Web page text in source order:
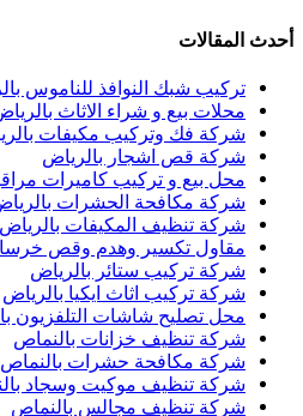
أحدث المقالات
تركيب شبك النوافذ للناموس
محلات بيع و شراء الاثاث
شركة فك وتركيب مكيفات
شركة قص اشجار بالرياض
محل بيع و تركيب كاميرات
شركة مكافحة الحشرات
شركة تنظيف المكيفات بالرياض
مقاول تكسير وهدم وقص
شركة تركيب ستائر بالرياض
شركة تركيب اثاث ايكيا بالرياض
محل تصليح شاشات التلفزيون
شركة تنظيف خزانات بالنماص
شركة مكافحة حشرات بالنماص
شركة تنظيف موكيت وسجاد
شركة تنظيف مجالس بالنماص